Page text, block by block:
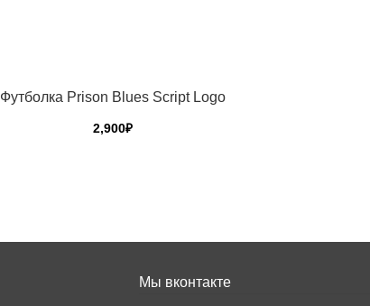
Футболка Prison Blues Script Logo
2,900₽
вариаций.
можноМы вконтакте